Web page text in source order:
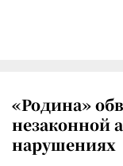
«Родина»
незаконной
нарушениях